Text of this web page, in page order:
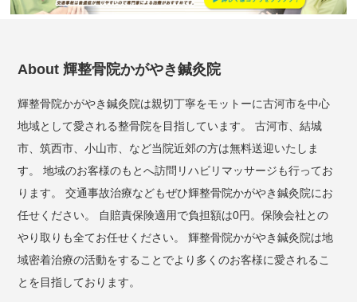
About 輝整骨院かがやき鍼灸院
輝整骨院かがやき鍼灸院は親切丁寧をモットーに古河市を中心
地域として愛される整骨院を目指しています。 古河市、結城
市、筑西市、小山市、など当院近郊の方は無料送迎いたしま
す。 地域のお客様のもとへ訪問リハビリマッサージも行ってお
ります。 交通事故治療などもぜひ輝整骨院かがやき鍼灸院にお
任せください。 自賠責保険適用で負担額は0円。保険会社との
やり取りも全てお任せください。 輝整骨院かがやき鍼灸院は地
域密着治療の活動をすることでより多くのお客様に愛されるこ
とを目指しております。